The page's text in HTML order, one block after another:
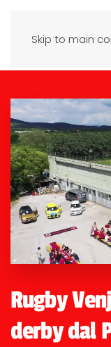
Skip to main
Rugby
derby dal